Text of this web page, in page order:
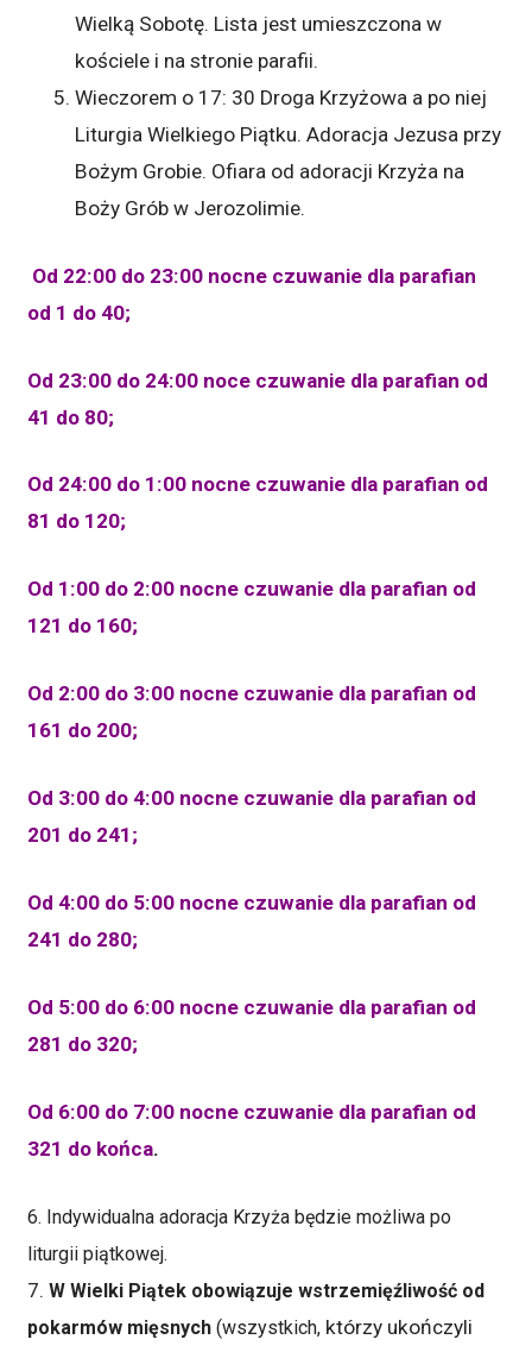
Wielką Sobotę. Lista jest umieszczona w
kościele i na stronie parafii.
Wieczorem o 17: 30 Droga Krzyżowa a po niej
Liturgia Wielkiego Piątku. Adoracja Jezusa przy
Bożym Grobie. Ofiara od adoracji Krzyża na
Boży Grób w Jerozolimie.
Od 22:00 do 23:00 nocne czuwanie dla parafian
od 1 do 40;
Od 23:00 do 24:00 noce czuwanie dla parafian od
41 do 80;
Od 24:00 do 1:00 nocne czuwanie dla parafian od
81 do 120;
Od 1:00 do 2:00 nocne czuwanie dla parafian od
121 do 160;
Od 2:00 do 3:00 nocne czuwanie dla parafian od
161 do 200;
Od 3:00 do 4:00 nocne czuwanie dla parafian od
201 do 241;
Od 4:00 do 5:00 nocne czuwanie dla parafian od
241 do 280;
Od 5:00 do 6:00 nocne czuwanie dla parafian od
281 do 320;
Od 6:00 do 7:00 nocne czuwanie dla parafian od
321 do końca.
6. Indywidualna adoracja Krzyża będzie możliwa po
liturgii piątkowej.
7. W Wielki Piątek obowiązuje wstrzemięźliwość od
pokarmów mięsnych (wszystkich, którzy ukończyli